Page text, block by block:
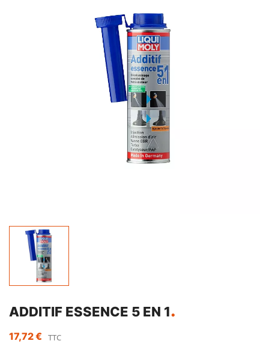
ADDITIF ESSENCE 5 EN 1
17,72 € TTC